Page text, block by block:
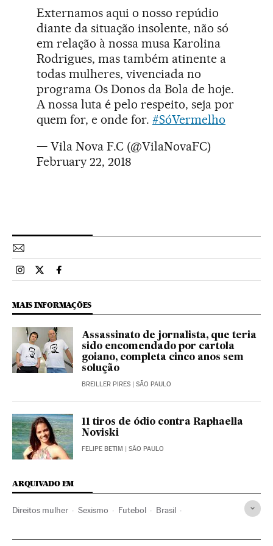
Externamos aqui o nosso repúdio
diante da situação insolente, não só
em relação à nossa musa Karolina
Rodrigues, mas também atinente a
todas mulheres, vivenciada no
programa Os Donos da Bola de hoje.
A nossa luta é pelo respeito, seja por
quem for, e onde for. #SóVermelho
— Vila Nova F.C (@VilaNovaFC)
February 22, 2018
Esportes El País Brasil en Instagram
Esportes El País Brasil en Twitter
Esportes El País Brasil en Facebook
MAIS INFORMAÇÕES
Assassinato de jornalista, que teria
sido encomendado por cartola
goiano, completa cinco anos sem
solução
BREILLER PIRES | SÃO PAULO
11 tiros de ódio contra Raphaella
Noviski
FELIPE BETIM | SÃO PAULO
ARQUIVADO EM
Direitos mulher Sexismo Futebol Brasil